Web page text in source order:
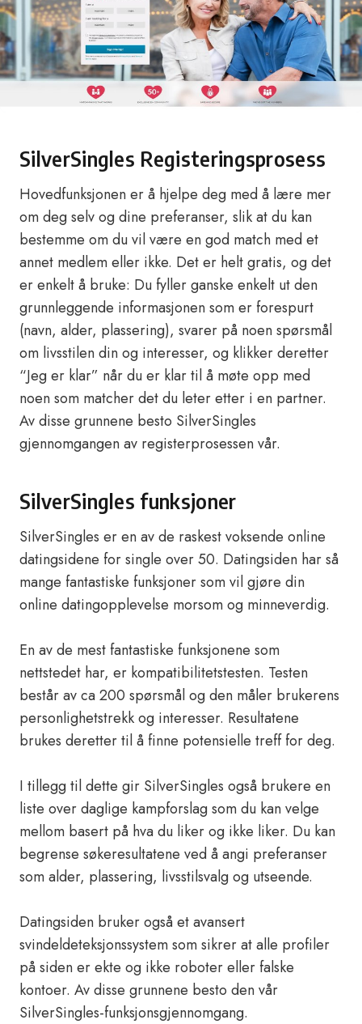
SilverSingles Registeringsprosess
Hovedfunksjonen er å hjelpe deg med å lære mer
om deg selv og dine preferanser, slik at du kan
bestemme om du vil være en god match med et
annet medlem eller ikke. Det er helt gratis, og det
er enkelt å bruke: Du fyller ganske enkelt ut den
grunnleggende informasjonen som er forespurt
(navn, alder, plassering), svarer på noen spørsmål
om livsstilen din og interesser, og klikker deretter
“Jeg er klar” når du er klar til å møte opp med
noen som matcher det du leter etter i en partner.
Av disse grunnene besto SilverSingles
gjennomgangen av registerprosessen vår.
SilverSingles funksjoner
SilverSingles er en av de raskest voksende online
datingsidene for single over 50. Datingsiden har så
mange fantastiske funksjoner som vil gjøre din
online datingopplevelse morsom og minneverdig.
En av de mest fantastiske funksjonene som
nettstedet har, er kompatibilitetstesten. Testen
består av ca 200 spørsmål og den måler brukerens
personlighetstrekk og interesser. Resultatene
brukes deretter til å finne potensielle treff for deg.
I tillegg til dette gir SilverSingles også brukere en
liste over daglige kampforslag som du kan velge
mellom basert på hva du liker og ikke liker. Du kan
begrense søkeresultatene ved å angi preferanser
som alder, plassering, livsstilsvalg og utseende.
Datingsiden bruker også et avansert
svindeldeteksjonssystem som sikrer at alle profiler
på siden er ekte og ikke roboter eller falske
kontoer. Av disse grunnene besto den vår
SilverSingles-funksjonsgjennomgang.